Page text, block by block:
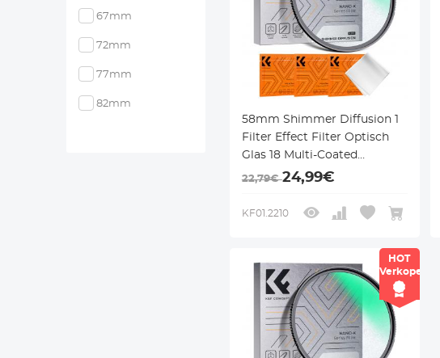
67mm
72mm
77mm
82mm
58mm Shimmer Diffusion 1
Filter Effect Filter Optisch
Glas 18 Multi-Coated
Glimmer Glas Effect Filter
Klear Serie
22,79€24,99€
KF01.2210
HOT
Verkoper